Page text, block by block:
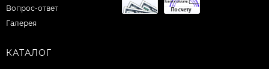
Вопрос-ответ
Галерея
КАТАЛОГ